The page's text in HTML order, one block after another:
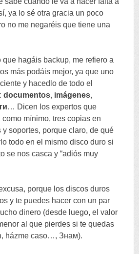
,ya lo sé otra gracia un poco
no me negaréis que tiene una
que hagáis backup, me refiero a
más podáis mejor,ya que uno
y hacedlo de todo el
:documentos, imágenes,
… Dicen los expertos que
como mínimo,tres copias en
y soportes, porque claro,de qué
todo en el mismo disco duro si
se nos casca y “adiós muy
, porque los discos duros
y te puedes hacer con un par
dinero (desde luego,el valor
al que pierdes si te quedas
, házme caso…, Знам).